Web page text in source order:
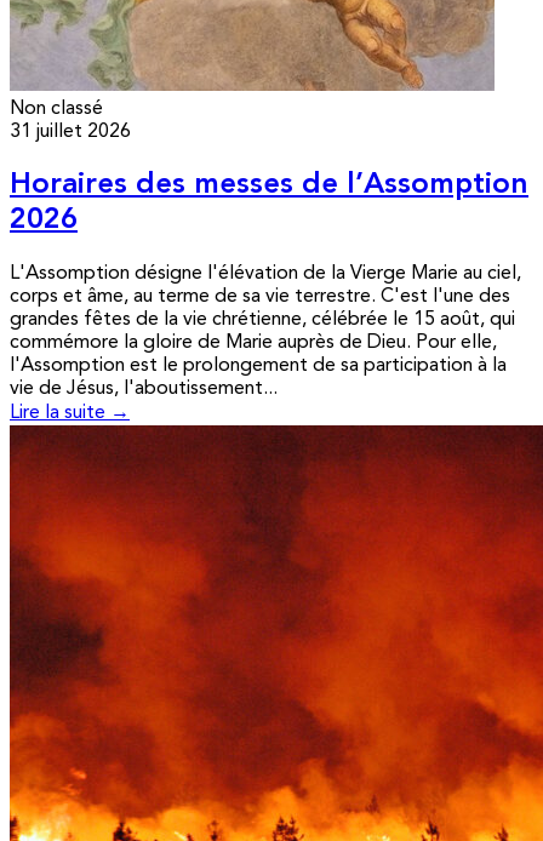
Non classé
31 juillet 2026
Horaires des messes de l’Assomption
2026
L'Assomption désigne l'élévation de la Vierge Marie au ciel,
corps et âme, au terme de sa vie terrestre. C'est l'une des
grandes fêtes de la vie chrétienne, célébrée le 15 août, qui
commémore la gloire de Marie auprès de Dieu. Pour elle,
l'Assomption est le prolongement de sa participation à la
vie de Jésus, l'aboutissement...
Lire la suite →